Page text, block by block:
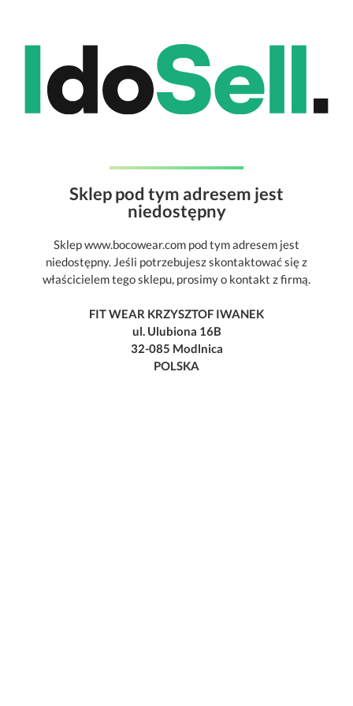
Sklep pod tym adresem jest
niedostępny
Sklep www.bocowear.com pod tym adresem jest
niedostępny. Jeśli potrzebujesz skontaktować się z
właścicielem tego sklepu, prosimy o kontakt z firmą.
FIT WEAR KRZYSZTOF IWANEK
ul. Ulubiona 16B
32-085 Modlnica
POLSKA